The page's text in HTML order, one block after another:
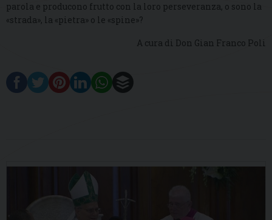
parola e producono frutto con la loro perseveranza, o sono la
«strada», la «pietra» o le «spine»?
A cura di Don Gian Franco Poli